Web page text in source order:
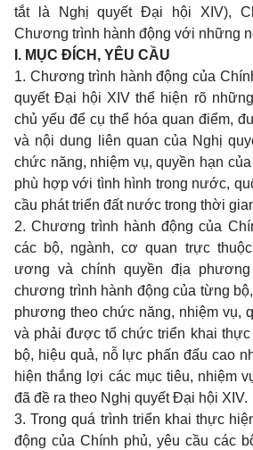
tắt là Nghị quyết Đại hội XIV),
Chương trình hành động với những
I. MỤC ĐÍCH, YÊU CẦU
1. Chương trình hành động của
quyết Đại hội XIV thể hiện rõ
chủ yếu để cụ thể hóa quan điểm,
và nội dung liên quan của Nghị
chức năng, nhiệm vụ, quyền hạn
phù hợp với tình hình trong nước,
cầu phát triển đất nước trong thời
2. Chương trình hành động của
các bộ, ngành, cơ quan trực
ương và chính quyền địa
chương trình hành động của từng
phương theo chức năng, nhiệm vụ,
và phải được tổ chức triển khai thực
bộ, hiệu quả, nỗ lực phấn đấu cao
hiện thắng lợi các mục tiêu, nhiệm
đã đề ra theo Nghị quyết Đại hội XIV.
3. Trong quá trình triển khai thực
động của Chính phủ, yêu cầu các